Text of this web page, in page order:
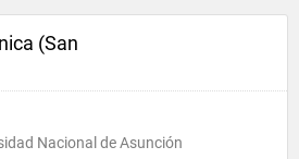
(San
Nacional de Asunción